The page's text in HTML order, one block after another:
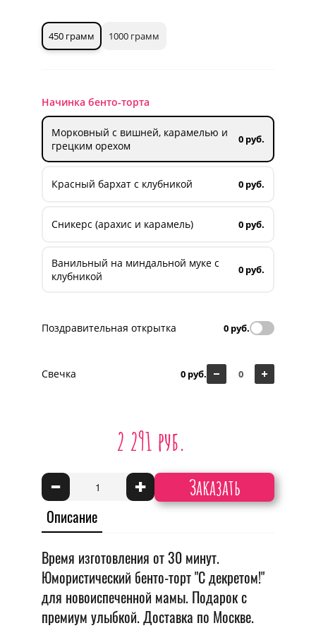
2 291 руб.
Заказать
- +
450 грамм 1000 грамм
Начинка бенто-торта
Морковный с вишней, карамелью и
грецким орехом
0 руб.
Красный бархат с клубникой 0 руб.
Сникерс (арахис и карамель) 0 руб.
Ванильный на миндальной муке с
клубникой
0 руб.
Поздравительная открытка 0 руб.
Свечка 0 руб.
Описание
Время изготовления от 30 минут.
Юмористический бенто-торт "С декретом!"
для новоиспеченной мамы. Подарок с
премиум улыбкой. Доставка по Москве.